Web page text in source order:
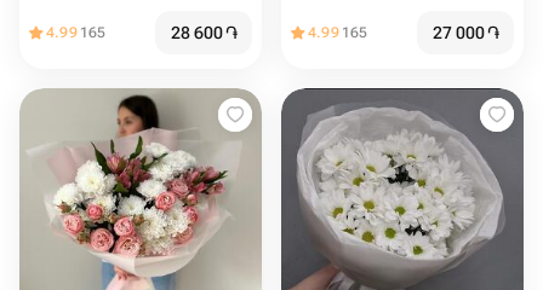
4.99 165 28 600֏ 4.99 165 27 000֏